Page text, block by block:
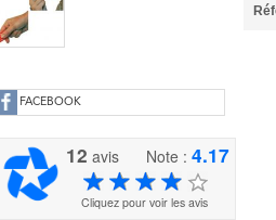
FACEBOOK
12 avis Note :4.17
Cliquez pour voir les avis